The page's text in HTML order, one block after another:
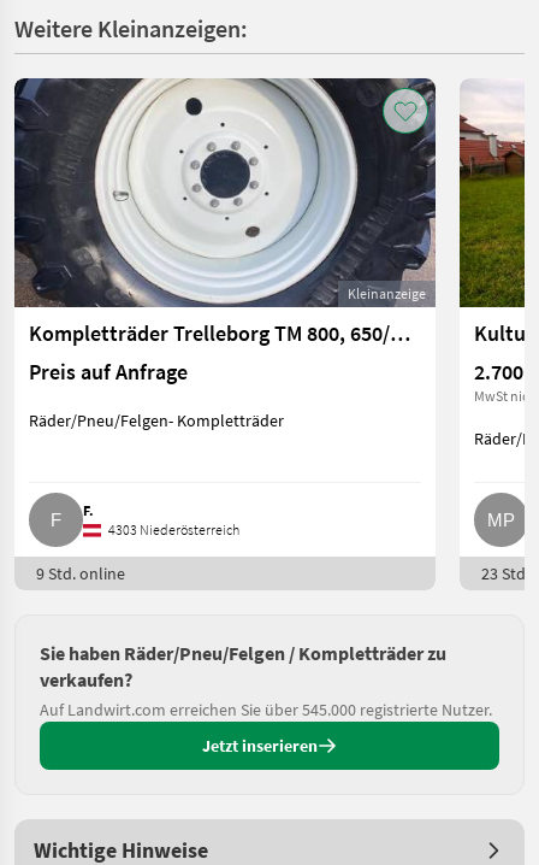
Weitere Kleinanzeigen:
Kleinanzeige
Kompletträder Trelleborg TM 800, 650/65 R38, 540/65 R28
Preis auf Anfrage
Räder/Pneu/Felgen- Kompletträder
F.
4303 Niederösterreich
9 Std. online
2.700 €
MwSt
Räder/
23 Std.
Sie haben Räder/Pneu/Felgen / Kompletträder zu
verkaufen?
Auf Landwirt.com erreichen Sie über 545.000 registrierte Nutzer.
Jetzt inserieren
Wichtige Hinweise